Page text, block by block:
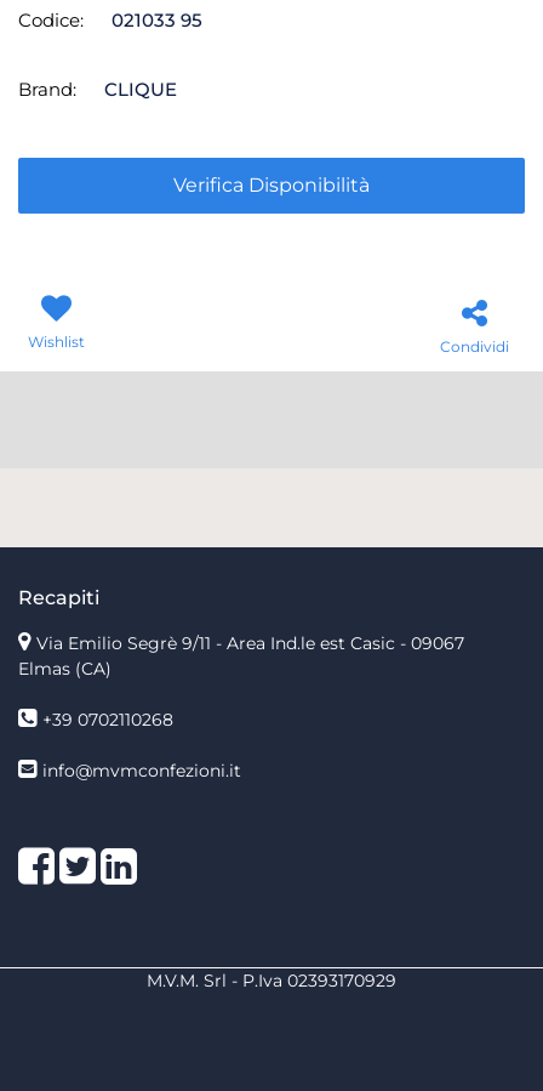
Codice: 021033 95
Brand: CLIQUE
Verifica Disponibilità
Wishlist Condividi
Recapiti
Via Emilio Segrè 9/11 - Area Ind.le est Casic - 09067
Elmas (CA)
+39 0702110268
info@mvmconfezioni.it
Facebook
TwitterLinkedIn
M.V.M. Srl - P.Iva 02393170929